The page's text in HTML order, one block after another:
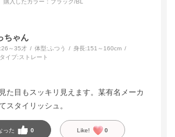
購入したカラー：ブラック/BL
ちゃん
26～35才 体型:ふつう 身長:151～160cm
イプ:ストレート
た目もスッキリ見えます。某有名メーカ
スタイリッシュ。
った 0 Like! 0